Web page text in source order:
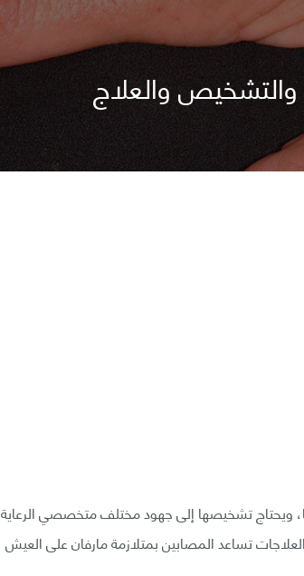
والتشخيص والعلاج
ويحتاج تشخيصها إلى جهود مختلف متخصصي الرعاية
تساعد المصابين بمتلازمة مارفان على العيش